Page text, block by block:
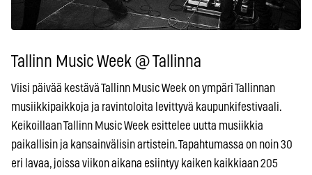
Tallinn Music Week @ Tallinna
Viisi päivää kestävä Tallinn Music Week on ympäri Tallinnan
musiikkipaikkoja ja ravintoloita levittyvä kaupunkifestivaali.
Keikoillaan Tallinn Music Week esittelee uutta musiikkia
paikallisin ja kansainvälisin artistein. Tapahtumassa on noin 30
eri lavaa, joissa viikon aikana esiintyy kaiken kaikkiaan 205